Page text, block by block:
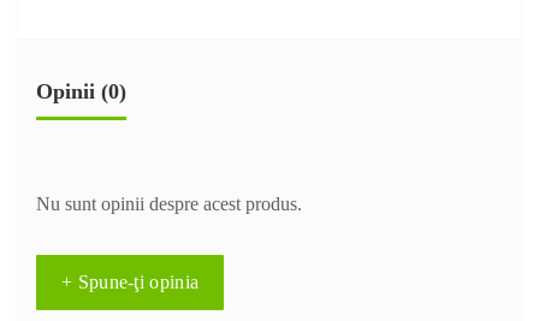
Opinii (0)
Nu sunt opinii despre acest produs.
+ Spune-ţi opinia